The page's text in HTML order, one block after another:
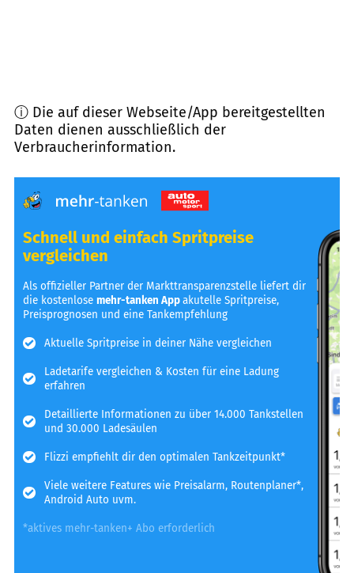
ⓘ Die auf dieser Webseite/App bereitgestellten
Daten dienen ausschließlich der
Verbraucherinformation.
Schnell und einfach Spritpreise
vergleichen
Als offizieller Partner der Markttransparenzstelle liefert dir
die kostenlosemehr-tanken Appakutelle Spritpreise,
Preisprognosen und eine Tankempfehlung
Aktuelle Spritpreise in deiner Nähe vergleichen
Ladetarife vergleichen & Kosten für eine Ladung
erfahren
Detaillierte Informationen zu über 14.000 Tankstellen
und 30.000 Ladesäulen
Flizzi empfiehlt dir den optimalen Tankzeitpunkt*
Viele weitere Features wie Preisalarm, Routenplaner*,
Android Auto uvm.
*aktives mehr-tanken+ Abo erforderlich